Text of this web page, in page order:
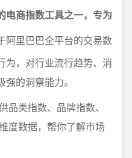
电商指数工具之一，专为
阿里巴巴全平台的交易数
为，对行业流行趋势、消
的洞察能力。
品类指数、品牌指数、
度数据，帮你了解市场